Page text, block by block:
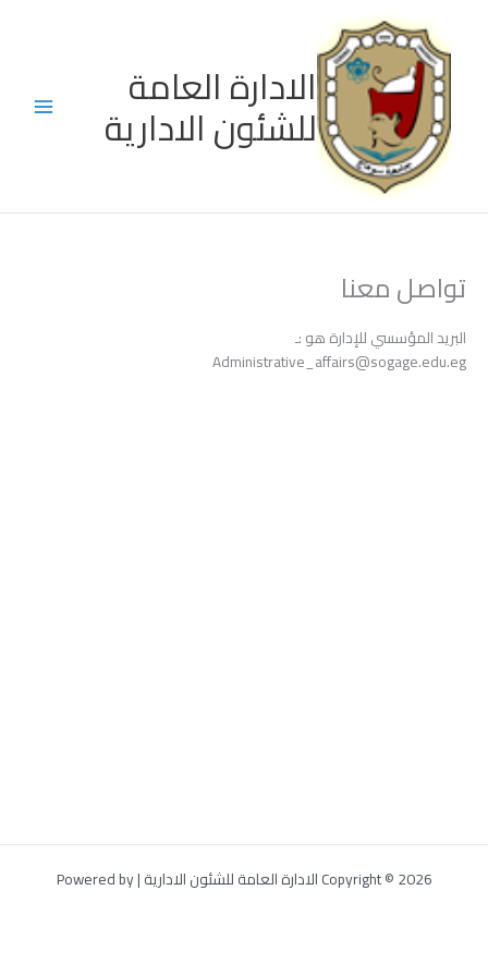
المحتوى
الادارة العامة
للشئون الادارية
تواصل معنا
البريد المؤسسي للإدارة هو :ـ
Administrative_affairs@sogage.edu.eg
Copyright © 2026 الادارة العامة للشئون الادارية | Powered by